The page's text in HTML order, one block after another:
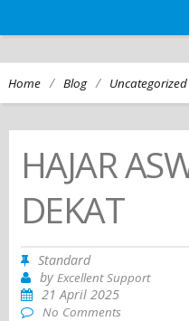
Home / Blog / Uncategorized
HAJAR
DEKAT
Standard
byExcellent Support
21 April 2025
No Comments